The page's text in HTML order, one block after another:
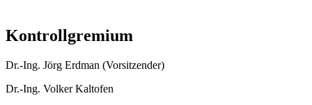
Kontrollgremium
Dr.-Ing. Jörg Erdman (Vorsitzender)
Dr.-Ing. Volker Kaltofen